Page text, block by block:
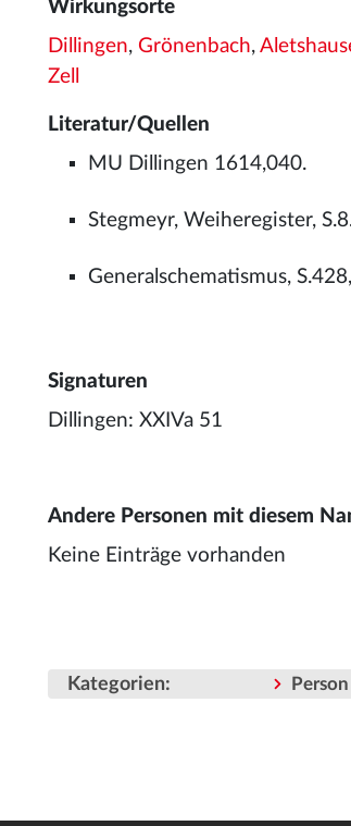
Wirkungsorte
Dillingen, Grönenbach,
Zell
Literatur/Quellen
MU Dillingen 1614,040.
Stegmeyr, Weiheregister,
Generalschematismus,
Signaturen
Dillingen: XXIVa 51
Andere Personen mit diesem
Keine Einträge vorhanden
Kategorien: Person